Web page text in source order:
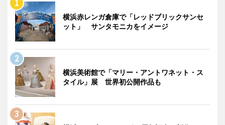
横浜赤レンガ倉庫で「レッドブリックサンセ
ット」 サンタモニカをイメージ
横浜美術館で「マリー・アントワネット・ス
タイル」展 世界初公開作品も